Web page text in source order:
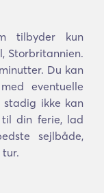
tilbyder kun
Storbritannien.
Du kan
eventuelle
stadig ikke kan
din ferie, lad
sejlbåde,